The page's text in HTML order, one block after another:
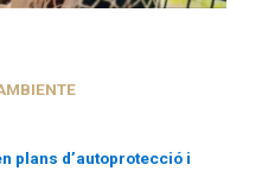
plans d’autoprotecció i